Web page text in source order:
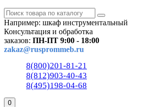
Например: шкаф инструментальный
Консультация и обработка
заказов: ПН-ПТ 9:00 - 18:00
zakaz@rusprommeb.ru
8(800)201-81-21
8(812)903-40-43
8(495)198-04-68
0